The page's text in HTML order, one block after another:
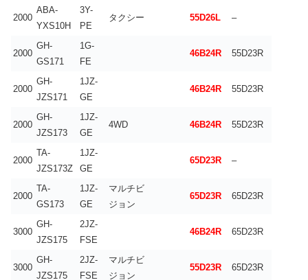
2000
ABA-
YXS10H
3Y-
PE
タクシー 55D26L –
2000
GH-
GS171
1G-
FE
46B24R 55D23R
2000
GH-
JZS171
1JZ-
GE
46B24R 55D23R
2000
GH-
JZS173
1JZ-
GE
4WD 46B24R 55D23R
2000
TA-
JZS173Z
1JZ-
GE
65D23R –
2000
TA-
GS173
1JZ-
GE
マルチビ
ジョン
65D23R 65D23R
3000
GH-
JZS175
2JZ-
FSE
46B24R 65D23R
3000
GH-
JZS175
2JZ-
FSE
マルチビ
ジョン
55D23R 65D23R